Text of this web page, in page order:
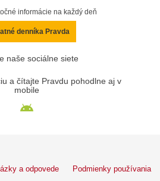
informácie na každý deň
denníka Pravda
naše sociálne siete
a čítajte Pravdu pohodlne aj v
mobile
a odpovede Podmienky používania